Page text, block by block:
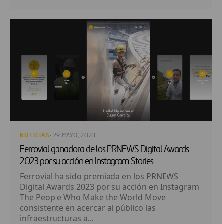
NOTICIAS · 29 MAYO, 2023
Ferrovial ganadora de los PRNEWS Digital Awards
2023 por su acción en Instagram Stories
Ferrovial ha sido premiada en los PRNEWS
Digital Awards 2023 por su acción en Instagram
The People Who Make the World Move
consistente en acercar al público las
infraestructuras a...